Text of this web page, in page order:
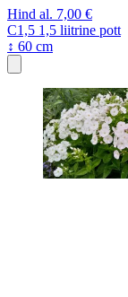
Hind al. 7,00 €
C1,5 1,5 liitrine pott
↕ 60 cm